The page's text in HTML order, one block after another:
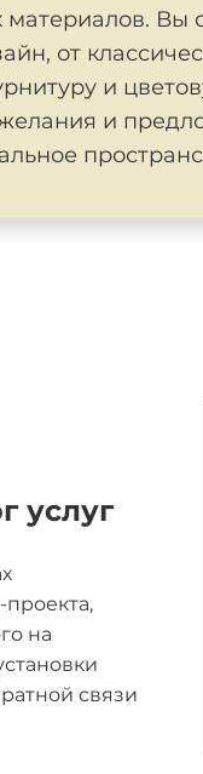
материалов. Вы
от
и
и
услуг
на
связи